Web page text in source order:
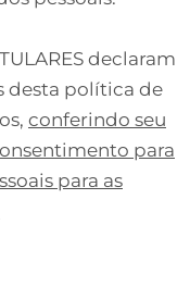
declaram
desta política de
conferindo seu
para
para as